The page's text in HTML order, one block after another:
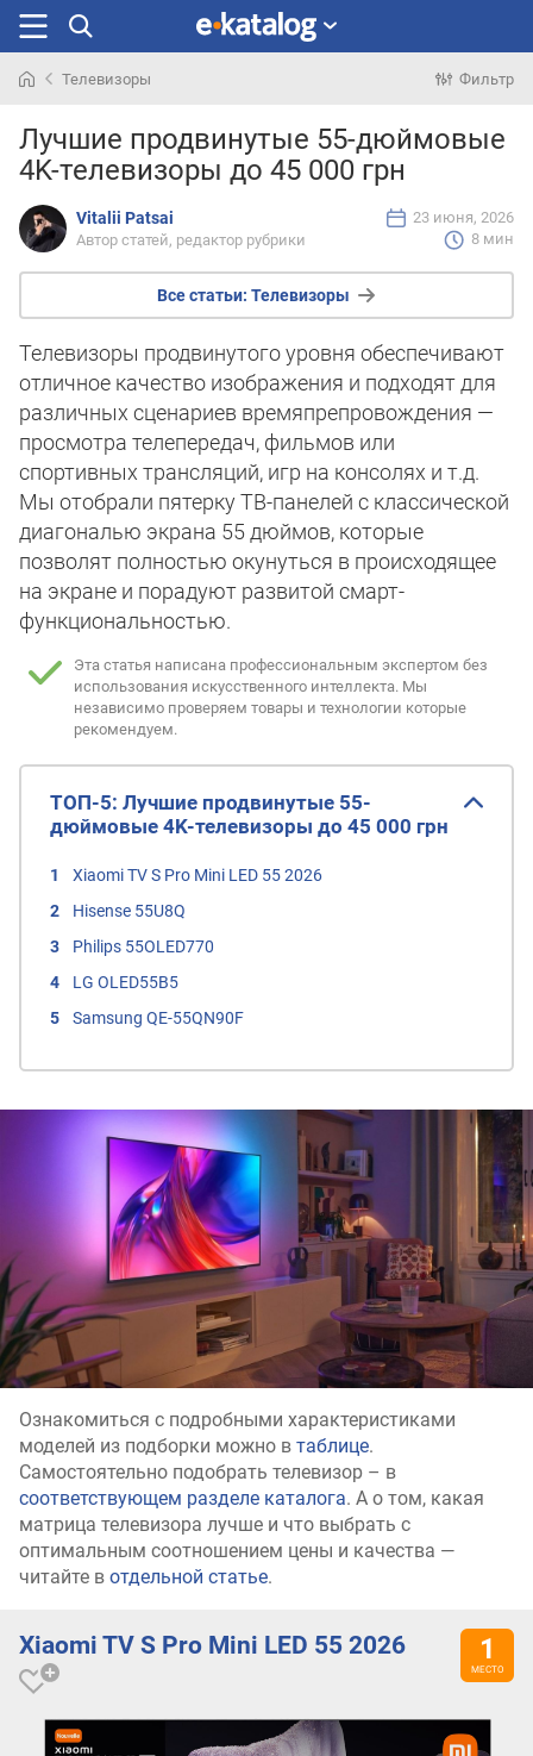
раньше
Телевизоры Фильтр
Лучшие продвинутые 55-дюймовые
4K-телевизоры до 45 000 грн
Vitalii Patsai
Автор статей, редактор рубрики 8 мин
23 июня, 2026
Все статьи: Телевизоры
Телевизоры продвинутого уровня обеспечивают
отличное качество изображения и подходят для
различных сценариев времяпрепровождения —
просмотра телепередач, фильмов или
спортивных трансляций, игр на консолях и т.д.
Мы отобрали пятерку ТВ-панелей с классической
диагональю экрана 55 дюймов, которые
позволят полностью окунуться в происходящее
на экране и порадуют развитой смарт-
функциональностью.
Эта статья написана профессиональным экспертом без
использования искусственного интеллекта. Мы
независимо проверяем товары и технологии которые
рекомендуем.
ТОП-5: Лучшие продвинутые 55-
дюймовые 4K-телевизоры до 45 000 грн
Xiaomi TV S Pro Mini LED 55 2026
Hisense 55U8Q
Philips 55OLED770
LG OLED55B5
Samsung QE-55QN90F
Ознакомиться с подробными характеристиками
моделей из подборки можно в таблице.
Самостоятельно подобрать телевизор – в
соответствующем разделе каталога. А о том, какая
матрица телевизора лучше и что выбрать с
оптимальным соотношением цены и качества —
читайте в отдельной статье.
Xiaomi TV S Pro Mini LED 55 2026